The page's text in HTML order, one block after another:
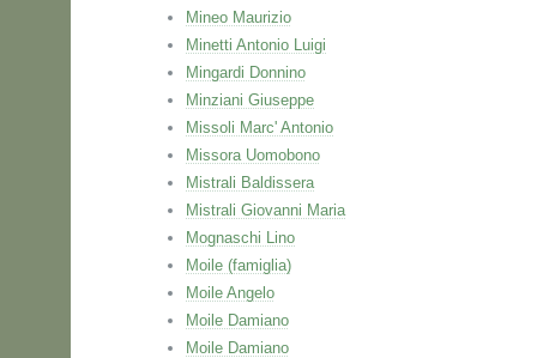
Mineo Maurizio
Minetti Antonio Luigi
Mingardi Donnino
Minziani Giuseppe
Missoli Marc' Antonio
Missora Uomobono
Mistrali Baldissera
Mistrali Giovanni Maria
Mognaschi Lino
Moile (famiglia)
Moile Angelo
Moile Damiano
Moile Damiano